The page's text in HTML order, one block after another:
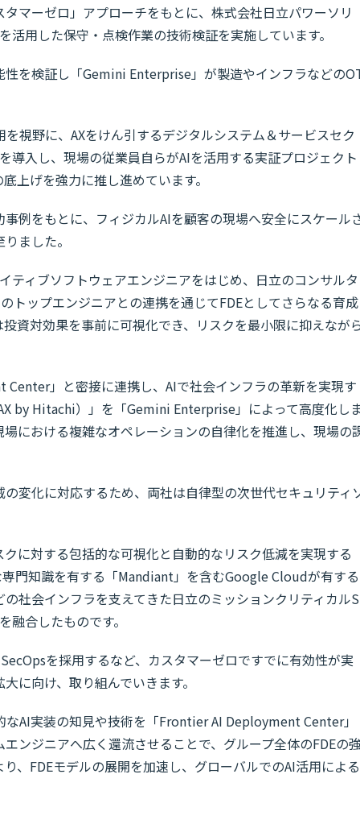
マーゼロ」アプローチをもとに、株式会社日立パワーソリ
用した保守・点検作業の技術検証を実施しています。
を検証し「Gemini Enterprise」が製造やインフラなどの
視野に、AXをけん引するデジタルシステム＆サービスセク
入し、現場の従業員自らがAIを活用する実証プロジェクト
上げを強力に推し進めています。
例をもとに、フィジカルAIを顧客の現場へ安全にスケール
ました。
ティブソフトウェアエンジニアをはじめ、日立のコンサルタ
トップエンジニアとの連携を通じてFDEとしてさらなる育成
資対効果を事前に可視化でき、リスクを最小限に抑えなが
」と密接に連携し、AIで社会インフラの革新を実現す
by Hitachi）」を「Gemini Enterprise」によって高度化し
における複雑なオペレーションの自律化を推進し、現場の
変化に対応するため、両社は自律型の次世代セキュリティ
に対する包括的な可視化と自動的なリスク低減を実現する
門知識を有する「Mandiant」を含むGoogle Cloudが有する
社会インフラを支えてきた日立のミッションクリティカル
合したものです。
を採用するなど、カスタマーゼロですでに有効性が実
に向け、取り組んでいきます。
AI実装の知見や技術を「Frontier AI Deployment Center」
ンジニアへ広く還流させることで、グループ全体のFDEの
、FDEモデルの展開を加速し、グローバルでのAI活用による